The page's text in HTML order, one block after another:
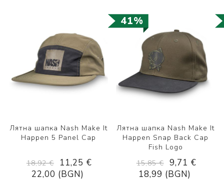
41%
Лятна шапка Nash Make It
Happen 5 Panel Cap
18,92 €
11,25 €
22,00 (BGN)
Лятна шапка Nash Make It
Happen Snap Back Cap
Fish Logo
15,85 € 9,71 €
18,99 (BGN)